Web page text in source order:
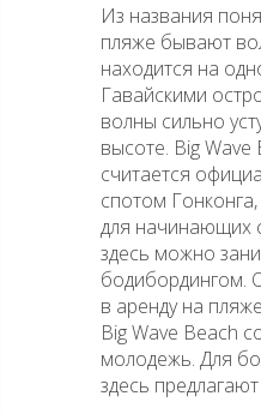
Из названия
пляже бывают
находится на
Гавайскими
волны сильно
высоте. Big Wave
считается
спотом
для начинающих
здесь можно
бодибордингом.
в аренду на
Вig Wave Beach
молодежь. Для
здесь